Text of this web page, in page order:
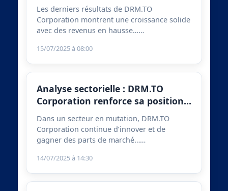
Les derniers résultats de DRM.TO
Corporation montrent une croissance solide
avec des revenus en hausse……
15/07/2025 à 08:00
Analyse sectorielle : DRM.TO
Corporation renforce sa position…
Dans un secteur en mutation, DRM.TO
Corporation continue d’innover et de
gagner des parts de marché……
14/07/2025 à 14:30